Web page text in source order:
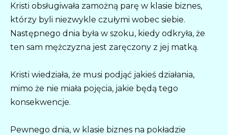
Kristi obsługiwała zamożną parę w klasie biznes,
którzy byli niezwykle czułymi wobec siebie.
Następnego dnia była w szoku, kiedy odkryła, że
ten sam mężczyzna jest zaręczony z jej matką.
Kristi wiedziała, że musi podjąć jakieś działania,
mimo że nie miała pojęcia, jakie będą tego
konsekwencje.
Pewnego dnia, w klasie biznes na pokładzie